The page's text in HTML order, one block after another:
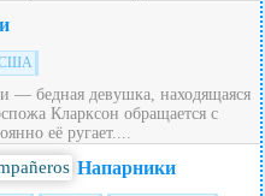
— бедная девушка, находящаяся
Кларксон обращается с
её ругает....
Напарники